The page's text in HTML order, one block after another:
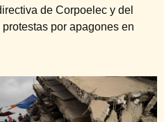
de Corpoelec y del
por apagones en